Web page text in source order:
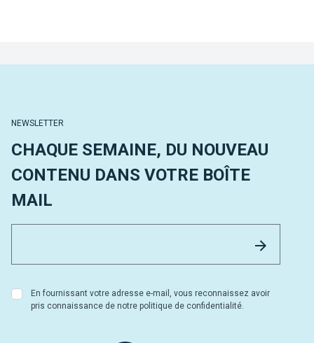
NEWSLETTER
CHAQUE SEMAINE, DU NOUVEAU
CONTENU DANS VOTRE BOÎTE
MAIL
En fournissant votre adresse e-mail, vous reconnaissez avoir
pris connaissance de notre politique de confidentialité.